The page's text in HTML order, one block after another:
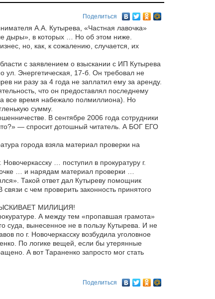
Поделиться
А.А. Кутырева, «Частная лавочка»
дыры», в которых … Но об этом ниже.
но, как, к сожалению, случается, их
с заявлением о взыскании с ИП Кутырева
Энергетическая, 17-б. Он требовал не
ни разу за 4 года не заплатил ему за аренду.
что он предоставлял последнему
все время набежало полмиллиона). Но
сумму.
В сентябре 2006 года сотрудники
— спросит дотошный читатель. А БОГ ЕГО
города взяла материал проверки на
… поступил в прокуратуру г.
… и нарядам материал проверки …
Такой ответ дал Кутыреву помощник
с чем проверить законность принятого
МИЛИЦИЯ!
А между тем «пропавшая грамота»
суда, вынесенное не в пользу Кутырева. И не
по г. Новочеркасску возбудила уголовное
По логике вещей, если бы утерянные
А вот Тараненко запросто мог стать
Поделиться